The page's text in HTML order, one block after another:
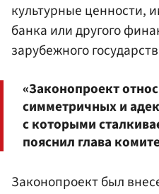
культурные ценности,
банка или другого
зарубежного
«Законопроект
симметричных и
с которыми
пояснил глава
Законопроект был